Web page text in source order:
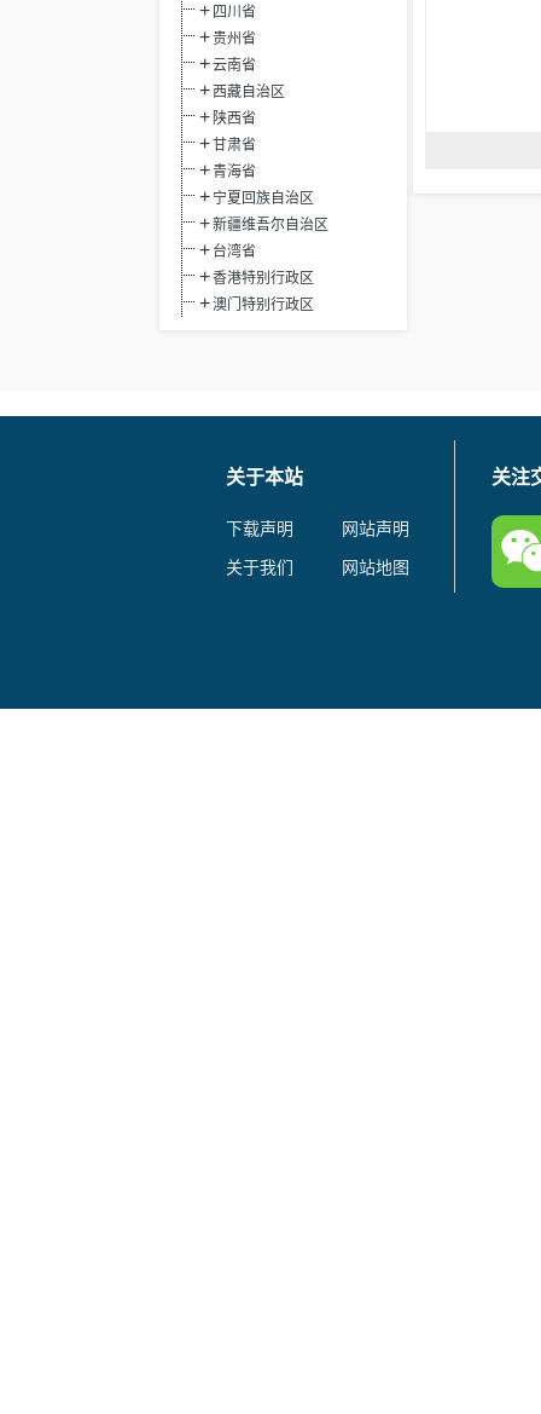
四川省
贵州省
云南省
西藏自治区
陕西省
甘肃省
青海省
宁夏回族自治区
新疆维吾尔自治区
台湾省
香港特别行政区
澳门特别行政区
关于本站
下载声明
网站声明
关于我们
网站地图
关注